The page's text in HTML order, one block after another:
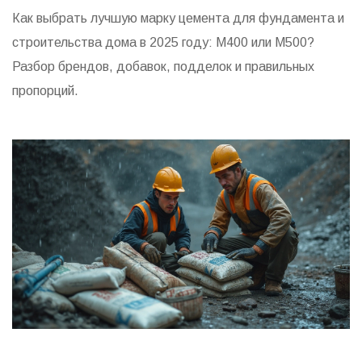
Как выбрать лучшую марку цемента для фундамента и
строительства дома в 2025 году: М400 или М500?
Разбор брендов, добавок, подделок и правильных
пропорций.